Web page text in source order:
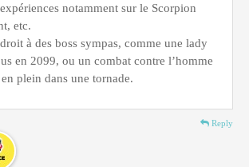
notamment sur le Scorpion
etc.
à des boss sympas, comme une lady
en 2099, ou un combat contre l’homme
plein dans une tornade.
Reply